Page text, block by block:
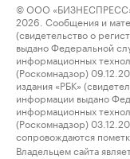
© ООО
2026. Сообщения и
(свидетельство о
выдано Федеральной
информационных
(Роскомнадзор)
издания «РБК»
информации выдано
информационных
(Роскомнадзор)
сопровождаются
Владельцем сайта